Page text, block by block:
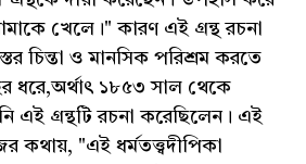
খেলে।" কারণ এই গ্রন্থ রচনা
চিন্তা ও মানসিক পরিশ্রম করতে
ধরে,অর্থাৎ ১৮৫৩ সাল থেকে
এই গ্রন্থটি রচনা করেছিলেন। এই
কথায়, "এই ধর্মতত্ত্বদীপিকা